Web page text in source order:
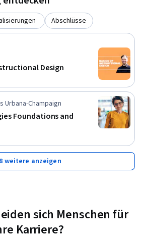
Abschlüsse
Design
Urbana-Champaign
Foundations and
8 weitere anzeigen
sich Menschen für
Karriere?